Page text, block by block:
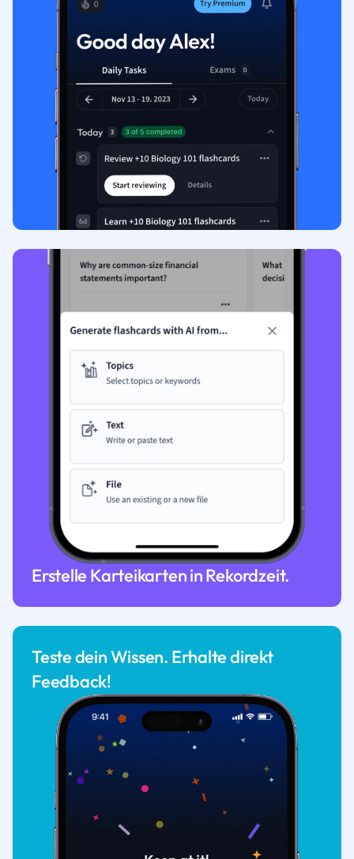
Erstelle Karteikarten in Rekordzeit.
Teste dein Wissen. Erhalte direkt
Feedback!